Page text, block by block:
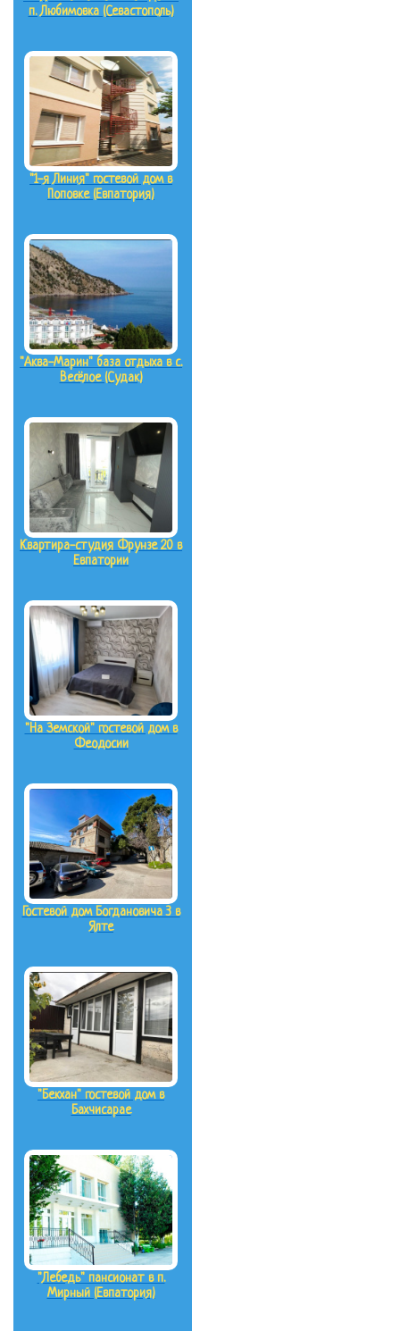
п. Любимовка (Севастополь)
"1-я Линия" гостевой дом в
Поповке (Евпатория)
"Аква-Марин" база отдыха в с.
Весёлое (Судак)
Квартира-студия Фрунзе 20 в
Евпатории
"На Земской" гостевой дом в
Феодосии
Гостевой дом Богдановича 3 в
Ялте
"Бекхан" гостевой дом в
Бахчисарае
"Лебедь" пансионат в п.
Мирный (Евпатория)